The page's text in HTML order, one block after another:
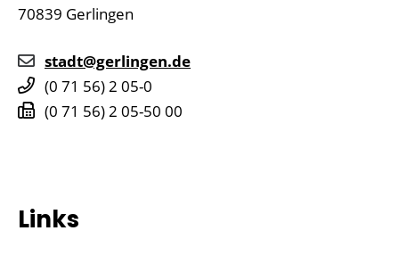
70839 Gerlingen
stadt@gerlingen.de
(0 71 56) 2 05-0
(0 71 56) 2 05-50 00
Links